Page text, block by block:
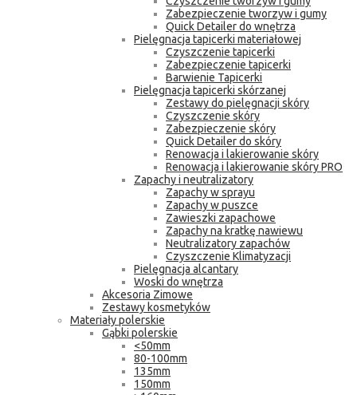
Zabezpieczenie tworzyw i gumy
Quick Detailer do wnętrza
Pielęgnacja tapicerki materiałowej
Czyszczenie tapicerki
Zabezpieczenie tapicerki
Barwienie Tapicerki
Pielęgnacja tapicerki skórzanej
Zestawy do pielęgnacji skóry
Czyszczenie skóry
Zabezpieczenie skóry
Quick Detailer do skóry
Renowacja i lakierowanie skóry
Renowacja i lakierowanie skóry PRO
Zapachy i neutralizatory
Zapachy w sprayu
Zapachy w puszce
Zawieszki zapachowe
Zapachy na kratkę nawiewu
Neutralizatory zapachów
Czyszczenie Klimatyzacji
Pielęgnacja alcantary
Woski do wnętrza
Akcesoria Zimowe
Zestawy kosmetyków
Materiały polerskie
Gąbki polerskie
<50mm
80-100mm
135mm
150mm